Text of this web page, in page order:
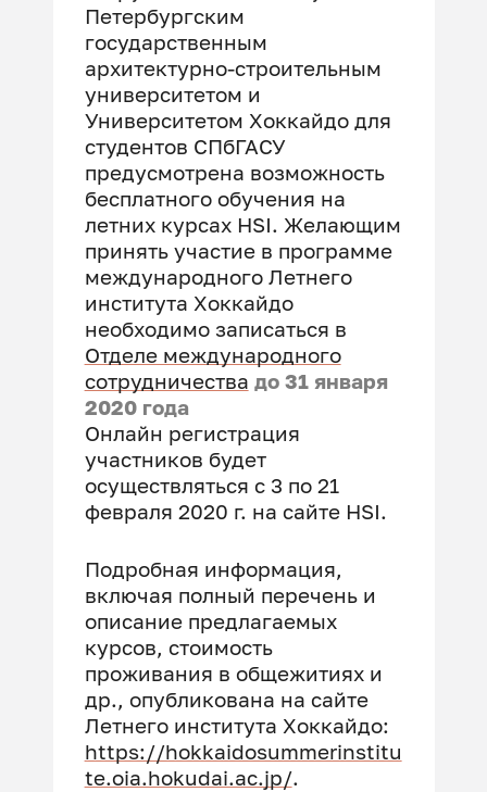
Петербургским
государственным
архитектурно-строительным
университетом и
Университетом Хоккайдо для
студентов СПбГАСУ
предусмотрена возможность
бесплатного обучения на
летних курсах HSI. Желающим
принять участие в программе
международного Летнего
института Хоккайдо
необходимо записаться в
Отделе международного
сотрудничества до 31 января
2020 года
Онлайн регистрация
участников будет
осуществляться с 3 по 21
февраля 2020 г. на сайте HSI.
Подробная информация,
включая полный перечень и
описание предлагаемых
курсов, стоимость
проживания в общежитиях и
др., опубликована на сайте
Летнего института Хоккайдо:
https://hokkaidosummerinstitu
te.oia.hokudai.ac.jp/.